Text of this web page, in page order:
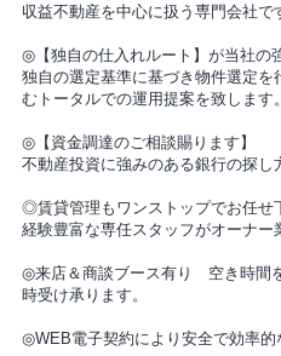
収益不動産を中心に扱う専門会社で
◎【独自の仕入れルート】が当社の
独自の選定基準に基づき物件選定
むトータルでの運用提案を致します。
◎【資金調達のご相談賜ります】
不動産投資に強みのある銀行の探し
◎賃貸管理もワンストップでお任せ
経験豊富な専任スタッフがオーナー
◎来店＆商談ブース有り 空き時間
時受け承ります。
◎WEB電子契約により安全で効率的